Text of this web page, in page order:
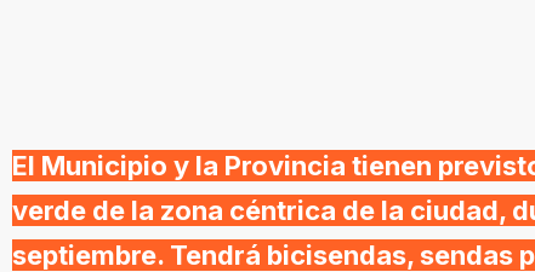
El Municipio y la Provincia tienen
verde de la zona céntrica de la ciudad,
septiembre. Tendrá bicisendas, sendas